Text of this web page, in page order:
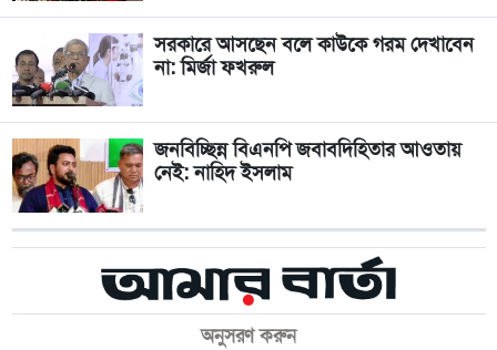
সরকারে আসছেন বলে কাউকে গরম দেখাবেন
না: মির্জা ফখরুল
জনবিচ্ছিন্ন বিএনপি জবাবদিহিতার আওতায়
নেই: নাহিদ ইসলাম
অনুসরণ করুন